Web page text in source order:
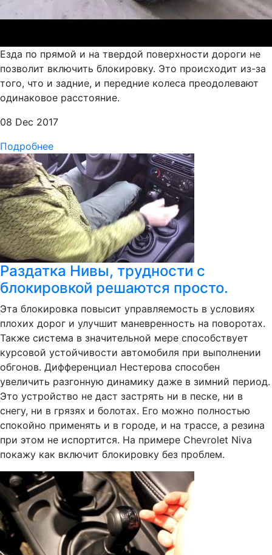
Езда по прямой и на твердой поверхности дороги не
позволит включить блокировку. Это происходит из-за
того, что и задние, и передние колеса преодолевают
одинаковое расстояние.
08 Dec 2017
Подробнее
Раздатка Нивы, трудности с
блокировкой решаются просто.
Эта блокировка повысит управляемость в условиях
плохих дорог и улучшит маневренность на поворотах.
Также система в значительной мере способствует
курсовой устойчивости автомобиля при выполнении
обгонов. Дифференциал Нестерова способен
увеличить разгонную динамику даже в зимний период.
Это устройство не даст застрять ни в песке, ни в
снегу, ни в грязях и болотах. Его можно полностью
спокойно применять и в городе, и на трассе, а резина
при этом не испортится. На примере Chevrolet Niva
покажу как включит блокировку без проблем.